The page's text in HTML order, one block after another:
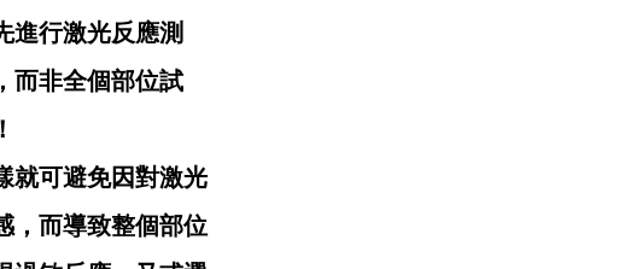
進行激光反應測
而非全個部位試
就可避免因對激光
，而導致整個部位